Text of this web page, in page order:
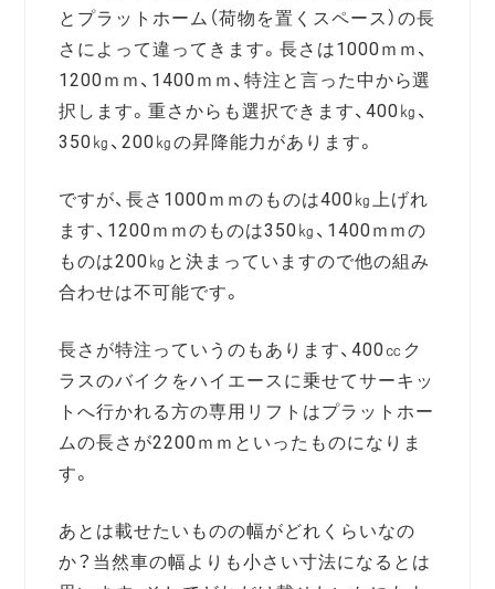
とプラットホーム（荷物を置くスペース）の長
さによって違ってきます。長さは1000ｍｍ、
1200ｍｍ、1400ｍｍ、特注と言った中から選
択します。重さからも選択できます、400㎏、
350㎏、200㎏の昇降能力があります。
ですが、長さ1000ｍｍのものは400㎏上げれ
ます、1200ｍｍのものは350㎏、1400ｍｍの
ものは200㎏と決まっていますので他の組み
合わせは不可能です。
長さが特注っていうのもあります、400㏄ク
ラスのバイクをハイエースに乗せてサーキッ
トへ行かれる方の専用リフトはプラットホー
ムの長さが2200ｍｍといったものになりま
す。
あとは載せたいものの幅がどれくらいなの
か？当然車の幅よりも小さい寸法になるとは